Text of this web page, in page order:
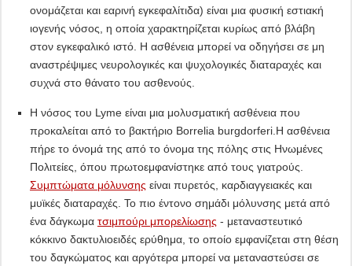
ονομάζεται και εαρινή εγκεφαλίτιδα) είναι μια φυσική εστιακή
ιογενής νόσος, η οποία χαρακτηρίζεται κυρίως από βλάβη
στον εγκεφαλικό ιστό. Η ασθένεια μπορεί να οδηγήσει σε μη
αναστρέψιμες νευρολογικές και ψυχολογικές διαταραχές και
συχνά στο θάνατο του ασθενούς.
Η νόσος του Lyme είναι μια μολυσματική ασθένεια που
προκαλείται από το βακτήριο Borrelia burgdorferi.Η ασθένεια
πήρε το όνομά της από το όνομα της πόλης στις Ηνωμένες
Πολιτείες, όπου πρωτοεμφανίστηκε από τους γιατρούς.
Συμπτώματα μόλυνσης είναι πυρετός, καρδιαγγειακές και
μυϊκές διαταραχές. Το πιο έντονο σημάδι μόλυνσης μετά από
ένα δάγκωμα τσιμπούρι μπορελίωσης - μεταναστευτικό
κόκκινο δακτυλιοειδές ερύθημα, το οποίο εμφανίζεται στη θέση
του δαγκώματος και αργότερα μπορεί να μεταναστεύσει σε